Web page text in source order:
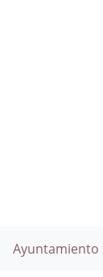
Ayuntamiento